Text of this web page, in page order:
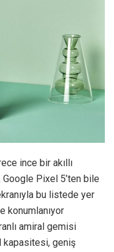
ince bir akıllı
Google Pixel 5’ten bile
bu listede yer
konumlanıyor
amiral gemisi
kapasitesi, geniş